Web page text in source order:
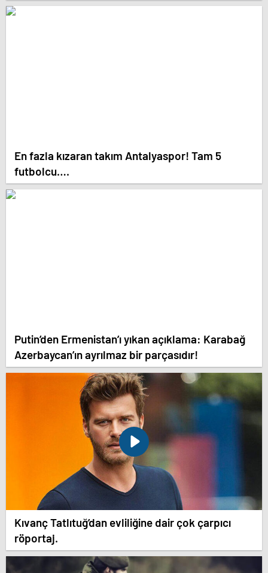
En fazla kızaran takım Antalyaspor! Tam 5
futbolcu….
Putin’den Ermenistan’ı yıkan açıklama: Karabağ
Azerbaycan’ın ayrılmaz bir parçasıdır!
Kıvanç Tatlıtuğ’dan evliliğine dair çok çarpıcı
röportaj.